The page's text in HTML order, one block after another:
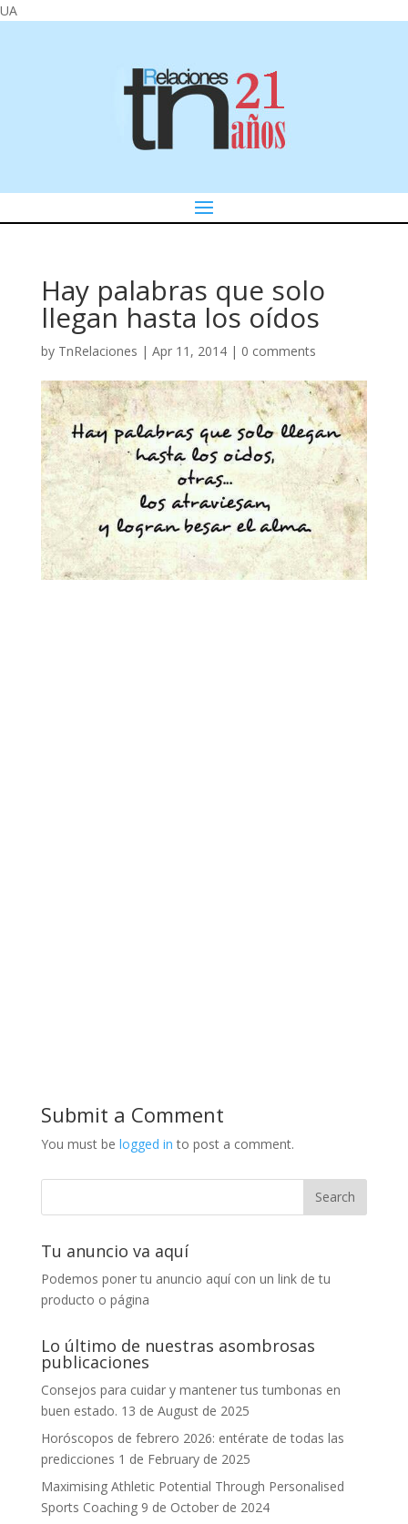
UA
Hay palabras que solo
llegan hasta los oídos
by TnRelaciones | Apr 11, 2014| 0 comments
Submit a Comment
You must be logged in to post a comment.
Tu anuncio va aquí
Podemos poner tu anuncio aquí con un link de tu
producto o página
Lo último de nuestras asombrosas
publicaciones
Consejos para cuidar y mantener tus tumbonas en
buen estado. 13 de August de 2025
Horóscopos de febrero 2026: entérate de todas las
predicciones 1 de February de 2025
Maximising Athletic Potential Through Personalised
Sports Coaching 9 de October de 2024